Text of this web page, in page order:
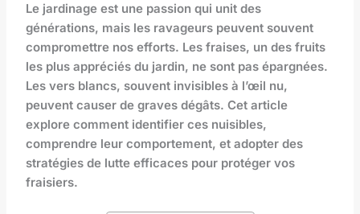
Le jardinage est une passion qui unit des
générations, mais les ravageurs peuvent souvent
compromettre nos efforts. Les fraises, un des fruits
les plus appréciés du jardin, ne sont pas épargnées.
Les vers blancs, souvent invisibles à l’œil nu,
peuvent causer de graves dégâts. Cet article
explore comment identifier ces nuisibles,
comprendre leur comportement, et adopter des
stratégies de lutte efficaces pour protéger vos
fraisiers.